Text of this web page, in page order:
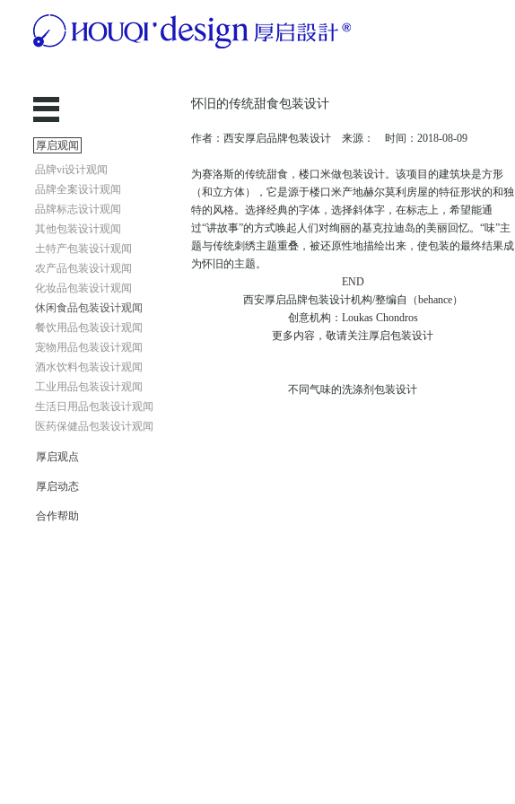
厚启观闻
品牌vi设计观闻
品牌全案设计观闻
品牌标志设计观闻
其他包装设计观闻
土特产包装设计观闻
农产品包装设计观闻
化妆品包装设计观闻
休闲食品包装设计观闻
餐饮用品包装设计观闻
宠物用品包装设计观闻
酒水饮料包装设计观闻
工业用品包装设计观闻
生活日用品包装设计观闻
医药保健品包装设计观闻
厚启观点
厚启动态
合作帮助
怀旧的传统甜食包装设计
作者：西安厚启品牌包装设计 来源： 时间：2018-08-09
为赛洛斯的传统甜食，楼口米做包装设计。该项目的建筑块是方形
（和立方体），它是源于楼口米产地赫尔莫利房屋的特征形状的和独
特的风格。选择经典的字体，选择斜体字，在标志上，希望能通
过“讲故事”的方式唤起人们对绚丽的基克拉迪岛的美丽回忆。“味”主
题与传统刺绣主题重叠，被还原性地描绘出来，使包装的最终结果成
为怀旧的主题。
END
西安厚启品牌包装设计机构/整编自（behance）
创意机构：Loukas Chondros
更多内容，敬请关注厚启包装设计
不同气味的洗涤剂包装设计